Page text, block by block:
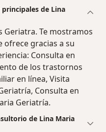
principales de Lina
Geriatra. Te mostramos
ofrece gracias a su
Consulta en
de los trastornos
en línea, Visita
Consulta en
Geriatría.
de Lina Maria